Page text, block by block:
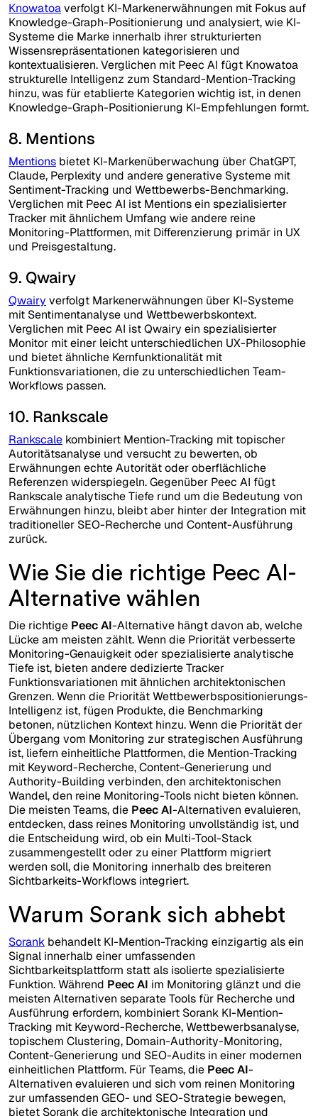
Knowatoaverfolgt KI-Markenerwähnungen mit Fokus auf
Knowledge-Graph-Positionierung und analysiert, wie KI-
Systeme die Marke innerhalb ihrer strukturierten
Wissensrepräsentationen kategorisieren und
kontextualisieren. Verglichen mit Peec AI fügt Knowatoa
strukturelle Intelligenz zum Standard-Mention-Tracking
hinzu, was für etablierte Kategorien wichtig ist, in denen
Knowledge-Graph-Positionierung KI-Empfehlungen formt.
8. Mentions
Mentions bietet KI-Markenüberwachung über ChatGPT,
Claude, Perplexity und andere generative Systeme mit
Sentiment-Tracking und Wettbewerbs-Benchmarking.
Verglichen mit Peec AI ist Mentions ein spezialisierter
Tracker mit ähnlichem Umfang wie andere reine
Monitoring-Plattformen, mit Differenzierung primär in UX
und Preisgestaltung.
9. Qwairy
Qwairy verfolgt Markenerwähnungen über KI-Systeme
mit Sentimentanalyse und Wettbewerbskontext.
Verglichen mit Peec AI ist Qwairy ein spezialisierter
Monitor mit einer leicht unterschiedlichen UX-Philosophie
und bietet ähnliche Kernfunktionalität mit
Funktionsvariationen, die zu unterschiedlichen Team-
Workflows passen.
10. Rankscale
Rankscale kombiniert Mention-Tracking mit topischer
Autoritätsanalyse und versucht zu bewerten, ob
Erwähnungen echte Autorität oder oberflächliche
Referenzen widerspiegeln. Gegenüber Peec AI fügt
Rankscale analytische Tiefe rund um die Bedeutung von
Erwähnungen hinzu, bleibt aber hinter der Integration mit
traditioneller SEO-Recherche und Content-Ausführung
zurück.
Wie Sie die richtige Peec AI-
Alternative wählen
Die richtige Peec AI-Alternative hängt davon ab, welche
Lücke am meisten zählt. Wenn die Priorität verbesserte
Monitoring-Genauigkeit oder spezialisierte analytische
Tiefe ist, bieten andere dedizierte Tracker
Funktionsvariationen mit ähnlichen architektonischen
Grenzen. Wenn die Priorität Wettbewerbspositionierungs-
Intelligenz ist, fügen Produkte, die Benchmarking
betonen, nützlichen Kontext hinzu. Wenn die Priorität der
Übergang vom Monitoring zur strategischen Ausführung
ist, liefern einheitliche Plattformen, die Mention-Tracking
mit Keyword-Recherche, Content-Generierung und
Authority-Building verbinden, den architektonischen
Wandel, den reine Monitoring-Tools nicht bieten können.
Die meisten Teams, die Peec AI-Alternativen evaluieren,
entdecken, dass reines Monitoring unvollständig ist, und
die Entscheidung wird, ob ein Multi-Tool-Stack
zusammengestellt oder zu einer Plattform migriert
werden soll, die Monitoring innerhalb des breiteren
Sichtbarkeits-Workflows integriert.
Warum Sorank sich abhebt
Sorank behandelt KI-Mention-Tracking einzigartig als ein
Signal innerhalb einer umfassenden
Sichtbarkeitsplattform statt als isolierte spezialisierte
Funktion. Während Peec AI im Monitoring glänzt und die
meisten Alternativen separate Tools für Recherche und
Ausführung erfordern, kombiniert Sorank KI-Mention-
Tracking mit Keyword-Recherche, Wettbewerbsanalyse,
topischem Clustering, Domain-Authority-Monitoring,
Content-Generierung und SEO-Audits in einer modernen
einheitlichen Plattform. Für Teams, die Peec AI-
Alternativen evaluieren und sich vom reinen Monitoring
zur umfassenden GEO- und SEO-Strategie bewegen,
bietet Sorank die architektonische Integration und